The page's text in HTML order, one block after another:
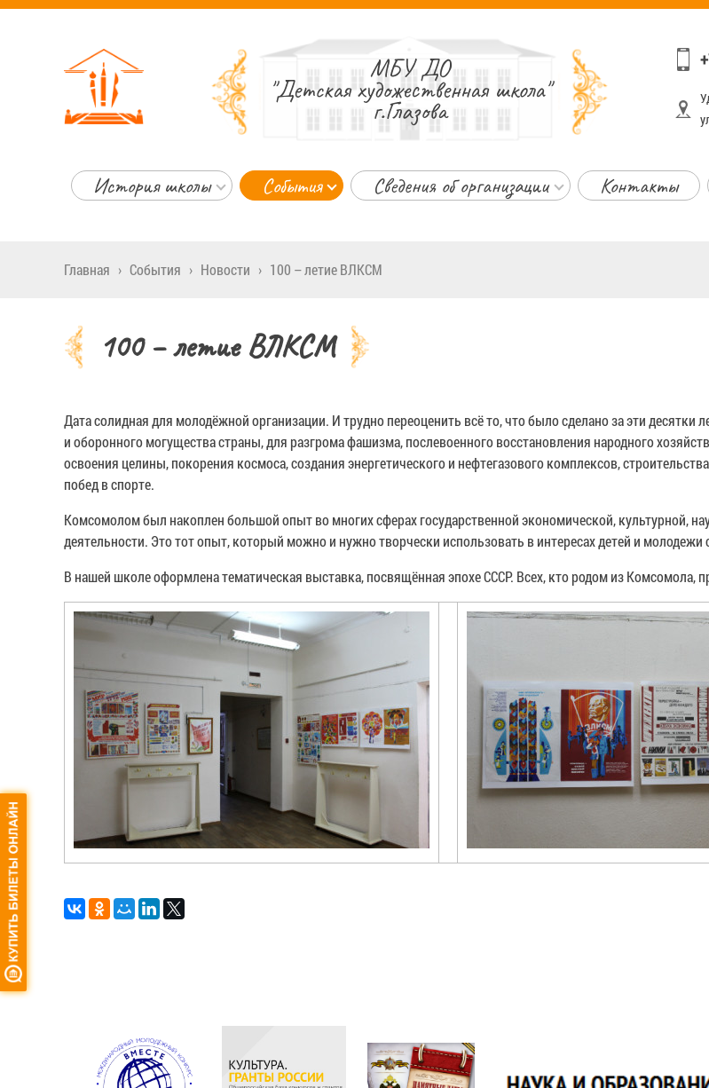
МБУ ДО
"Детская художественная школа"
г.Глазова
История школы События Сведения об организации Контакты
Главная › События › Новости › 100 – летие ВЛКСМ
100 – летие ВЛКСМ
Дата солидная для молодёжной организации. И трудно переоценить всё то, что было сделано за эти
и оборонного могущества страны, для разгрома фашизма, послевоенного восстановления народного
освоения целины, покорения космоса, создания энергетического и нефтегазового комплексов,
побед в спорте.
Комсомолом был накоплен большой опыт во многих сферах государственной экономической, культурной,
деятельности. Это тот опыт, который можно и нужно творчески использовать в интересах детей и молодежи
В нашей школе оформлена тематическая выставка, посвящённая эпохе СССР. Всех, кто родом из Комсомола,